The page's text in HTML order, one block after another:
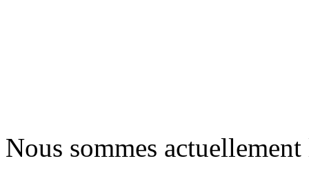
Nous sommes